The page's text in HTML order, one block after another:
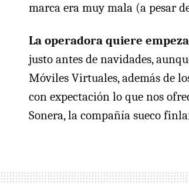
marca era muy mala (a pesar
La operadora quiere
justo antes de navidades,
Móviles Virtuales, además de
con expectación lo que nos
Sonera, la compañía sueco